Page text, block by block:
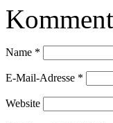
Name *
E-Mail-Adresse *
Website